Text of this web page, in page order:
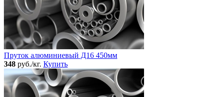
Пруток алюминиевый Д16 450мм
348 руб./кг. Купить